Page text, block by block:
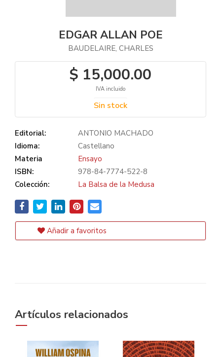
EDGAR ALLAN POE
BAUDELAIRE, CHARLES
$ 15,000.00
IVA incluido
Sin stock
Editorial:
ANTONIO MACHADO
Idioma:
Castellano
Materia
Ensayo
ISBN:
978-84-7774-522-8
Colección:
La Balsa de la Medusa
Añadir a favoritos
Artículos relacionados